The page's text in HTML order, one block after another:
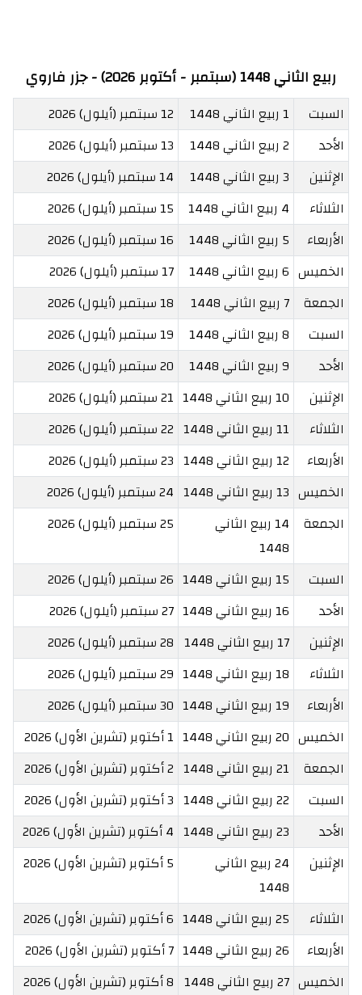
ربيع الثاني 1448 (سبتمبر - أكتوبر 2026) - جزر فاروي
السبت 1 ربيع الثاني 1448
12 سبتمبر (أيلول) 2026
الأحد
2 ربيع الثاني 1448
13 سبتمبر (أيلول) 2026
الإثنين
3 ربيع الثاني 1448
14 سبتمبر (أيلول) 2026
الثلاثاء
4 ربيع الثاني 1448
15 سبتمبر (أيلول) 2026
الأربعاء
5 ربيع الثاني 1448
16 سبتمبر (أيلول) 2026
الخميس 6 ربيع الثاني 1448
17 سبتمبر (أيلول) 2026
الجمعة 7 ربيع الثاني 1448
18 سبتمبر (أيلول) 2026
السبت
8 ربيع الثاني 1448
19 سبتمبر (أيلول) 2026
الأحد
9 ربيع الثاني 1448
20 سبتمبر (أيلول) 2026
الإثنين
10 ربيع الثاني 1448
21 سبتمبر (أيلول) 2026
الثلاثاء
11 ربيع الثاني 1448
22 سبتمبر (أيلول) 2026
الأربعاء
12 ربيع الثاني 1448
23 سبتمبر (أيلول) 2026
الخميس 13 ربيع الثاني 1448
24 سبتمبر (أيلول) 2026
الجمعة
14 ربيع الثاني
1448
25 سبتمبر (أيلول) 2026
السبت 15 ربيع الثاني 1448
26 سبتمبر (أيلول) 2026
الأحد
16 ربيع الثاني 1448
27 سبتمبر (أيلول) 2026
الإثنين
17 ربيع الثاني 1448
28 سبتمبر (أيلول) 2026
الثلاثاء
18 ربيع الثاني 1448
29 سبتمبر (أيلول) 2026
الأربعاء
19 ربيع الثاني 1448
30 سبتمبر (أيلول) 2026
الخميس 20 ربيع الثاني 1448
1 أكتوبر (تشرين الأول) 2026
الجمعة
21 ربيع الثاني 1448
2 أكتوبر (تشرين الأول) 2026
السبت
22 ربيع الثاني 1448
3 أكتوبر (تشرين الأول) 2026
الأحد
23 ربيع الثاني 1448
4 أكتوبر (تشرين الأول) 2026
الإثنين
24 ربيع الثاني
1448
5 أكتوبر (تشرين الأول) 2026
الثلاثاء 25 ربيع الثاني 1448
6 أكتوبر (تشرين الأول) 2026
الأربعاء
26 ربيع الثاني 1448
7 أكتوبر (تشرين الأول) 2026
الخميس 27 ربيع الثاني 1448
8 أكتوبر (تشرين الأول) 2026